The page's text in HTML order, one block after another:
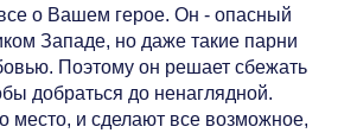
все о Вашем герое. Он - опасный
Западе, но даже такие парни
Поэтому он решает сбежать
добраться до ненаглядной.
место, и сделают все возможное,